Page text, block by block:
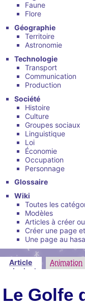
Faune
Flore
Géographie
Territoire
Astronomie
Technologie
Transport
Communication
Production
Société
Histoire
Culture
Groupes sociaux
Linguistique
Loi
Économie
Occupation
Personnage
Glossaire
Wiki
Toutes les
Modèles
Articles à créer
Créer une page
Une page au
Article
principal
Animation
Le Golfe